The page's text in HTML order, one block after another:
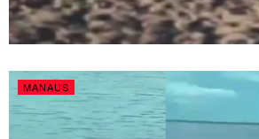
MANAUS